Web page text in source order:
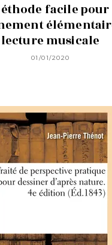
facile pour
lecture musicale
01/01/2020